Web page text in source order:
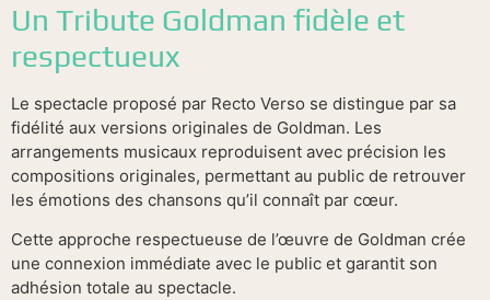
Un Tribute Goldman fidèle et
respectueux
Le spectacle proposé par Recto Verso se distingue par sa
fidélité aux versions originales de Goldman. Les
arrangements musicaux reproduisent avec précision les
compositions originales, permettant au public de retrouver
les émotions des chansons qu’il connaît par cœur.
Cette approche respectueuse de l’œuvre de Goldman crée
une connexion immédiate avec le public et garantit son
adhésion totale au spectacle.